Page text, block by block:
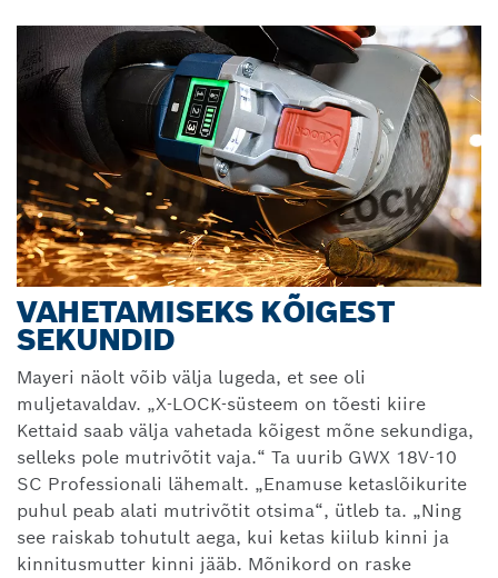
VAHETAMISEKS KÕIGEST
SEKUNDID
Mayeri näolt võib välja lugeda, et see oli
muljetavaldav. „X-LOCK-süsteem on tõesti kiire
Kettaid saab välja vahetada kõigest mõne sekundiga,
selleks pole mutrivõtit vaja.“ Ta uurib GWX 18V-10
SC Professionali lähemalt. „Enamuse ketaslõikurite
puhul peab alati mutrivõtit otsima“, ütleb ta. „Ning
see raiskab tohutult aega, kui ketas kiilub kinni ja
kinnitusmutter kinni jääb. Mõnikord on raske